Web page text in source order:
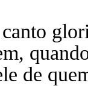
de